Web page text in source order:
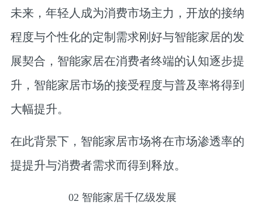
未来，年轻人成为消费市场主力，开放的接纳
程度与个性化的定制需求刚好与智能家居的发
展契合，智能家居在消费者终端的认知逐步提
升，智能家居市场的接受程度与普及率将得到
大幅提升。
在此背景下，智能家居市场将在市场渗透率的
提提升与消费者需求而得到释放。
02 智能家居千亿级发展